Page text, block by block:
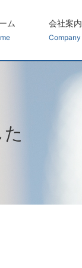
ム 会社案内
Company